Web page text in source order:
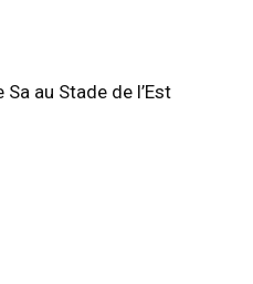
Sa au Stade de l’Est